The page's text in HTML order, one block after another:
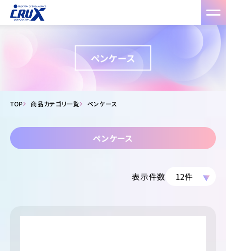
ペンケース
TOP 商品カテゴリ一覧 ペンケース
ペンケース
表示件数